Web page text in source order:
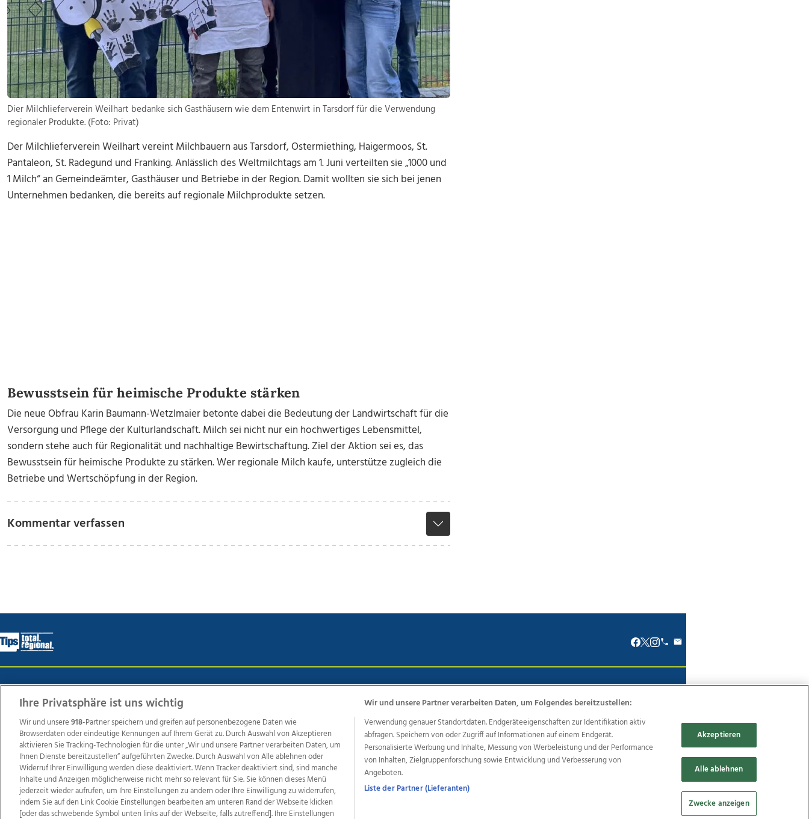
Dier Milchlieferverein Weilhart bedanke sich Gasthäusern wie dem Entenwirt in Tarsdorf für die Verwendung
regionaler Produkte. (Foto: Privat)
Der Milchlieferverein Weilhart vereint Milchbauern aus Tarsdorf, Ostermiething, Haigermoos, St.
Pantaleon, St. Radegund und Franking. Anlässlich des Weltmilchtags am 1. Juni verteilten sie „1000 und
1 Milch“ an Gemeindeämter, Gasthäuser und Betriebe in der Region. Damit wollten sie sich bei jenen
Unternehmen bedanken, die bereits auf regionale Milchprodukte setzen.
Bewusstsein für heimische Produkte stärken
Die neue Obfrau Karin Baumann-Wetzlmaier betonte dabei die Bedeutung der Landwirtschaft für die
Versorgung und Pflege der Kulturlandschaft. Milch sei nicht nur ein hochwertiges Lebensmittel,
sondern stehe auch für Regionalität und nachhaltige Bewirtschaftung. Ziel der Aktion sei es, das
Bewusstsein für heimische Produkte zu stärken. Wer regionale Milch kaufe, unterstütze zugleich die
Betriebe und Wertschöpfung in der Region.
Kommentar verfassen
Weitere Angebote des Medienhauses Wimmer
TV1 di-mog-i.at OÖNow Ischler Woche Life Radio OÖNachrichten OÖN Immobilien OÖN Karriere OÖN Reise
Promenaden Galerien
Regionaljobs
wasistlos.at wirtrauern.at
Ihre Privatsphäre ist uns wichtig
Wir und unsere918-Partner speichern und greifen auf personenbezogene Daten wie
Browserdaten oder eindeutige Kennungen auf Ihrem Gerät zu. Durch Auswahl von Akzeptieren
aktivieren Sie Tracking-Technologien für die unter „Wir und unsere Partner verarbeiten Daten, um
Ihnen Dienste bereitzustellen“ aufgeführten Zwecke. Durch Auswahl von Alle ablehnen oder
Widerruf Ihrer Einwilligung werden diese deaktiviert. Wenn Tracker deaktiviert sind, sind manche
Inhalte und Anzeigen möglicherweise nicht mehr so relevant für Sie. Sie können dieses Menü
jederzeit wieder aufrufen, um Ihre Einstellungen zu ändern oder Ihre Einwilligung zu widerrufen,
indem Sie auf den Link Cookie Einstellungen bearbeiten am unteren Rand der Webseite klicken
[oder das schwebende Symbol unten links auf der Webseite, falls zutreffend]. Ihre Einstellungen
Wir und unsere Partner verarbeiten Daten, um Folgendes bereitzustellen:
Verwendung genauer Standortdaten. Endgeräteeigenschaften zur Identifikation aktiv
abfragen. Speichern von oder Zugriff auf Informationen auf einem Endgerät.
Personalisierte Werbung und Inhalte, Messung von Werbeleistung und der Performance
von Inhalten, Zielgruppenforschung sowie Entwicklung und Verbesserung von
Angeboten.
Liste der Partner (Lieferanten)
Akzeptieren
Alle ablehnen
Zwecke anzeigen